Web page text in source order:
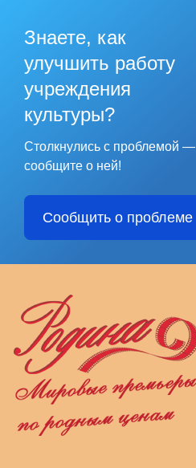
Знаете, как
улучшить работу
учреждения
культуры?
Столкнулись с проблемой —
сообщите о ней!
Сообщить о проблеме